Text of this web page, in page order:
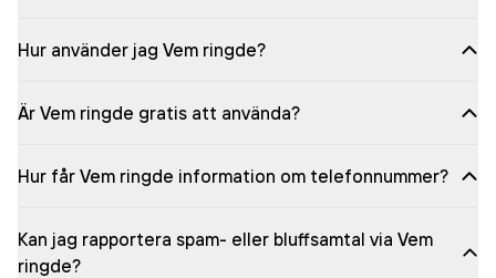
Hur använder jag Vem ringde?
Är Vem ringde gratis att använda?
Hur får Vem ringde information om telefonnummer?
Kan jag rapportera spam- eller bluffsamtal via Vem
ringde?